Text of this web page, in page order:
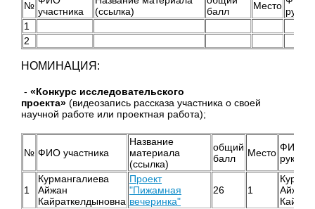
№ участника
(ссылка)
балл
Место
1
2
НОМИНАЦИЯ:
- «Конкурс исследовательского
проекта» (видеозапись рассказа участника о своей
научной работе или проектная работа);
№ ФИО участника
Название
материала
(ссылка)
общий
балл
Место ФИО
1
Курмангалиева
Айжан
Кайраткелдыновна
Проект
"Пижамная
вечеринка"
26 1
Айжан